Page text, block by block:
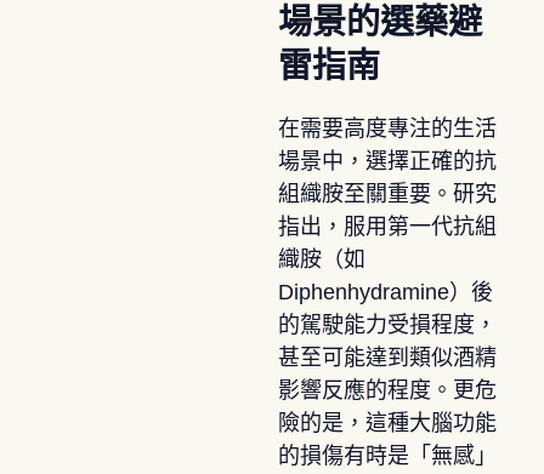
場景的選藥避
雷指南
在需要高度專注的生活
場景中，選擇正確的抗
組織胺至關重要。研究
指出，服用第一代抗組
織胺（如
Diphenhydramine）後
的駕駛能力受損程度，
甚至可能達到類似酒精
影響反應的程度。更危
險的是，這種大腦功能
的損傷有時是「無感」